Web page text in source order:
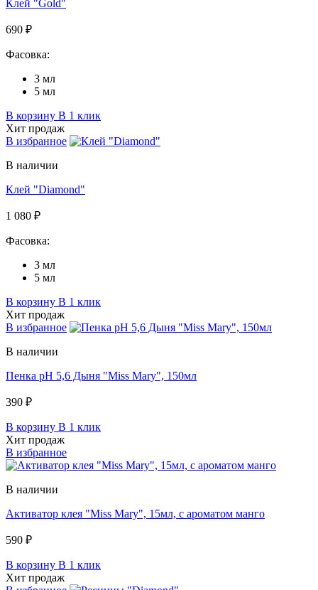
Клей "Gold"
690 ₽
Фасовка:
3 мл
5 мл
В корзину В 1 клик
Хит продаж
В избранное
В наличии
Клей "Diamond"
1 080 ₽
Фасовка:
3 мл
5 мл
В корзину В 1 клик
Хит продаж
В избранное
В наличии
Пенка pH 5,6 Дыня "Miss Mary", 150мл
390 ₽
В корзину В 1 клик
Хит продаж
В избранное
В наличии
Активатор клея "Miss Mary", 15мл, c ароматом манго
590 ₽
В корзину В 1 клик
Хит продаж